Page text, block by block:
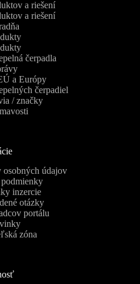
a riešení
a riešení
čerpadla
a Európy
čerpadiel
/ značky
osobných údajov
inzercie
otázky
portálu
zóna